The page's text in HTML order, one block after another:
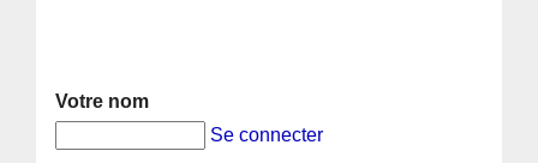
Votre nom
Se connecter